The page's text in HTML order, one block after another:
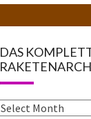
DAS
Das